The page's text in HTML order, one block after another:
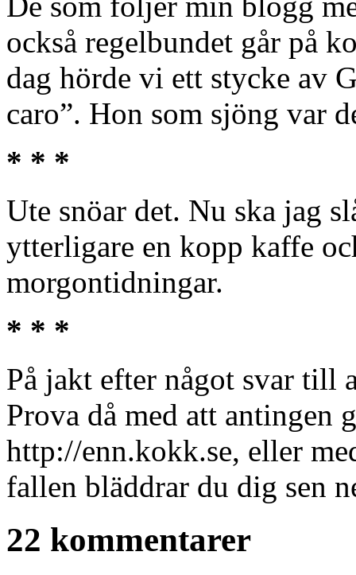
också regelbundet går på
dag hörde vi ett stycke av
caro”. Hon som sjöng var
* * *
Ute snöar det. Nu ska jag
ytterligare en kopp kaffe
morgontidningar.
* * *
På jakt efter något svar till
Prova då med att antingen
http://enn.kokk.se, eller
fallen bläddrar du dig sen
22 kommentarer